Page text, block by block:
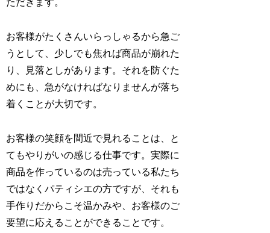
ただきます。
お客様がたくさんいらっしゃるから急ご
うとして、少しでも焦れば商品が崩れた
り、見落としがあります。それを防ぐた
めにも、急がなければなりませんが落ち
着くことが大切です。
お客様の笑顔を間近で見れることは、と
てもやりがいの感じる仕事です。実際に
商品を作っているのは売っている私たち
ではなくパティシエの方ですが、それも
手作りだからこそ温かみや、お客様のご
要望に応えることができることです。